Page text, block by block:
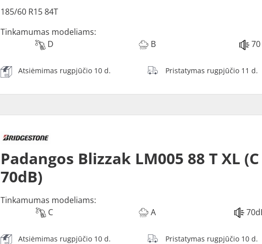
185/60 R15 84T
Tinkamumas modeliams:
D
B 70
Atsiėmimas rugpjūčio 10 d. Pristatymas rugpjūčio 11 d.
Padangos Blizzak LM005 88 T XL
70dB)
Tinkamumas modeliams:
C
A
Atsiėmimas rugpjūčio 10 d. Pristatymas rugpjūčio 10 d.